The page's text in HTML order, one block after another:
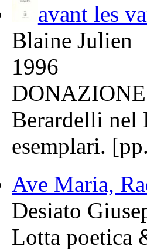
avant les
Blaine Julien
1996
Berardelli nel
esemplari.
Ave Maria,
Desiato
Lotta poetica